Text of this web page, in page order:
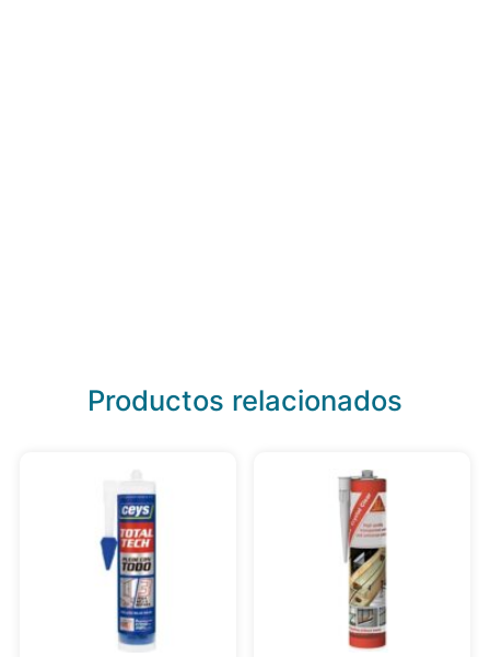
Productos relacionados